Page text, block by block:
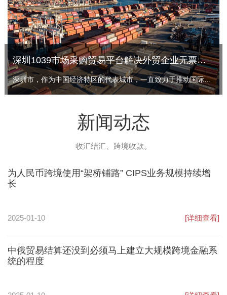
深圳1039市场采购贸易平台解决外贸企业无票免税出口，合法合规收汇
深圳市，作为中国经济特区的代表城市，一直致力于推动国际贸易的发展。1039市场采购贸易平台，作为深圳市政府重点扶持的项目之一，不仅提供了一站式的交易、物流、结算等服务，而且在解决外贸企业无票免税出口和合法合规收汇方面发挥了重要作用。
新闻动态
收汇结汇、跨境收款。
为人民币跨境使用“架桥铺路” CIPS业务规模持续增
长
2025-01-10 [详细查看]
中俄贸易结算还没到必须马上建立大规模跨境金融系
统的程度